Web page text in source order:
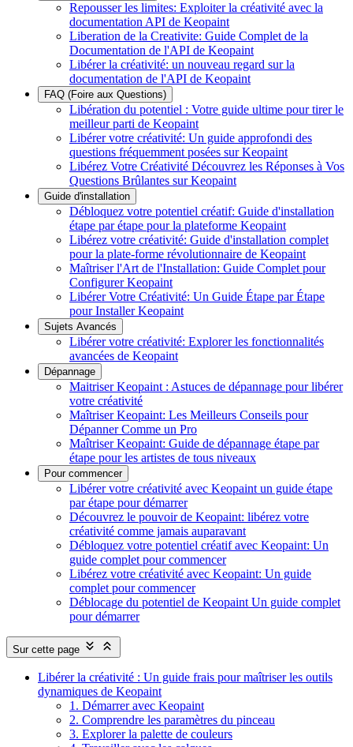
Repousser les limites: Exploiter la créativité avec la
documentation API de Keopaint
Liberation de la Creativite: Guide Complet de la
Documentation de l'API de Keopaint
Libérer la créativité: un nouveau regard sur la
documentation de l'API de Keopaint
FAQ (Foire aux Questions)
Libération du potentiel : Votre guide ultime pour tirer le
meilleur parti de Keopaint
Libérer votre créativité: Un guide approfondi des
questions fréquemment posées sur Keopaint
Libérez Votre Créativité Découvrez les Réponses à Vos
Questions Brûlantes sur Keopaint
Guide d'installation
Débloquez votre potentiel créatif: Guide d'installation
étape par étape pour la plateforme Keopaint
Libérez votre créativité: Guide d'installation complet
pour la plate-forme révolutionnaire de Keopaint
Maîtriser l'Art de l'Installation: Guide Complet pour
Configurer Keopaint
Libérer Votre Créativité: Un Guide Étape par Étape
pour Installer Keopaint
Sujets Avancés
Libérer votre créativité: Explorer les fonctionnalités
avancées de Keopaint
Dépannage
Maitriser Keopaint : Astuces de dépannage pour libérer
votre créativité
Maîtriser Keopaint: Les Meilleurs Conseils pour
Dépanner Comme un Pro
Maîtriser Keopaint: Guide de dépannage étape par
étape pour les artistes de tous niveaux
Pour commencer
Libérer votre créativité avec Keopaint un guide étape
par étape pour démarrer
Découvrez le pouvoir de Keopaint: libérez votre
créativité comme jamais auparavant
Débloquez votre potentiel créatif avec Keopaint: Un
guide complet pour commencer
Libérez votre créativité avec Keopaint: Un guide
complet pour commencer
Déblocage du potentiel de Keopaint Un guide complet
pour démarrer
Sur cette page
Libérer la créativité : Un guide frais pour maîtriser les outils
dynamiques de Keopaint
1. Démarrer avec Keopaint
2. Comprendre les paramètres du pinceau
3. Explorer la palette de couleurs